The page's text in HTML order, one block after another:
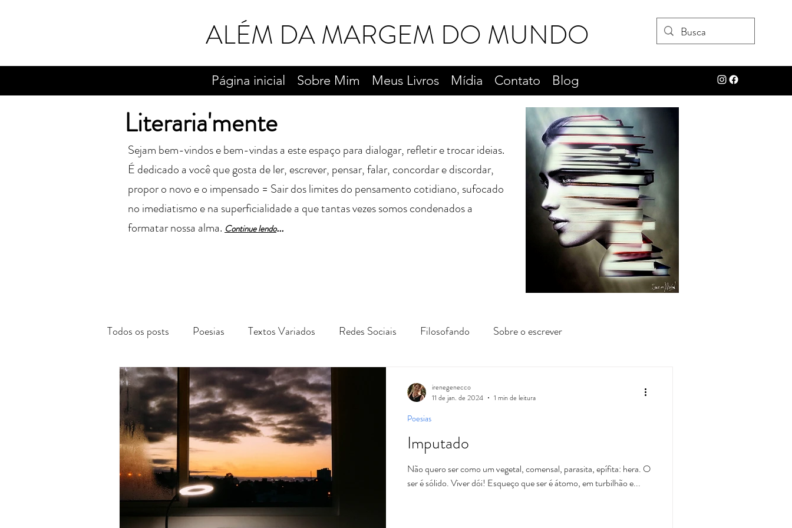
ALÉM DA MARGEM DO MUNDO
Página inicial Sobre Mim Meus Livros Mídia Contato Blog
Literaria'mente
Sejam bem-vindos e bem-vindas a este espaço para dialogar, refletir e trocar ideias.
É dedicado a você que gosta de ler, escrever, pensar, falar, concordar e discordar,
propor o novo e o impensado = Sair dos limites do pensamento cotidiano, sufocado
no imediatismo e na superficialidade a que tantas vezes somos condenados a
formatar nossa alma. Continue lendo...
Todos os posts Poesias Textos Variados Redes Sociais Filosofando Sobre o escrever
Reflexões Acadêmicas Viagens e Passeios
Imputado
Não quero ser como um vegetal, comensal, parasita, epífita: hera. O
ser é sólido. Viver dói! Esqueço que ser é átomo, em turbilhão e...
Poesias
irenegenecco
11 de jan. de 2024
1 min de leitura